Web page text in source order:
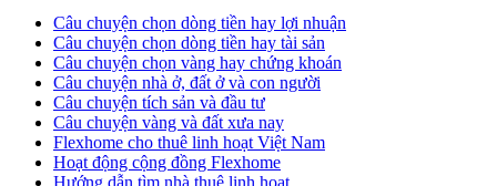
Câu chuyện chọn dòng tiền hay lợi nhuận
Câu chuyện chọn dòng tiền hay tài sản
Câu chuyện chọn vàng hay chứng khoán
Câu chuyện nhà ở, đất ở và con người
Câu chuyện tích sản và đầu tư
Câu chuyện vàng và đất xưa nay
Flexhome cho thuê linh hoạt Việt Nam
Hoạt động cộng đồng Flexhome
Hướng dẫn tìm nhà thuê linh hoạt